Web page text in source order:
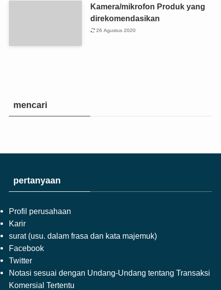
Kamera/mikrofon Produk yang
direkomendasikan
26 Agustus 2020
mencari
pertanyaan
Profil perusahaan
Karir
surat (usu. dalam frasa dan kata majemuk)
Facebook
Twitter
Notasi sesuai dengan Undang-Undang tentang Transaksi
Komersial Tertentu